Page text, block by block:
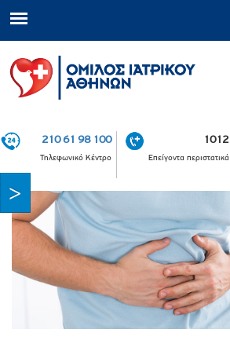
210 61 98 100
Τηλεφωνικό Κέντρο
1012
Επείγοντα περιστατικά